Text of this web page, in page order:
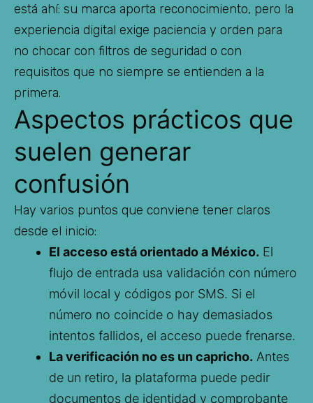
está ahí: su marca aporta reconocimiento, pero la
experiencia digital exige paciencia y orden para
no chocar con filtros de seguridad o con
requisitos que no siempre se entienden a la
primera.
Aspectos prácticos que
suelen generar
confusión
Hay varios puntos que conviene tener claros
desde el inicio:
El acceso está orientado a México. El
flujo de entrada usa validación con número
móvil local y códigos por SMS. Si el
número no coincide o hay demasiados
intentos fallidos, el acceso puede frenarse.
La verificación no es un capricho. Antes
de un retiro, la plataforma puede pedir
documentos de identidad y comprobante